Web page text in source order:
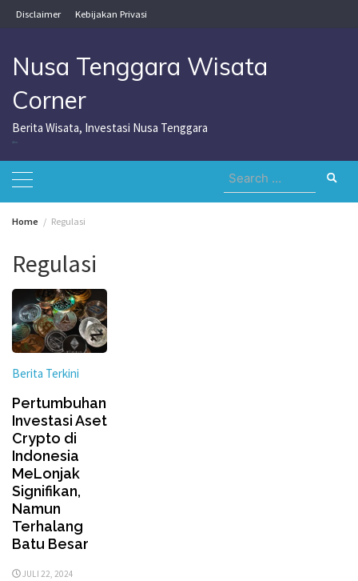
Skip
to
Disclaimer Kebijakan Privasi
Nusa Tenggara Wisata
Corner
Berita Wisata, Investasi Nusa Tenggara
Search
for:
Home Regulasi
Regulasi
Berita Terkini
Pertumbuhan
Investasi Aset
Crypto di
Indonesia
MeLonjak
Signifikan,
Namun
Terhalang
Batu Besar
JULI 22, 2024